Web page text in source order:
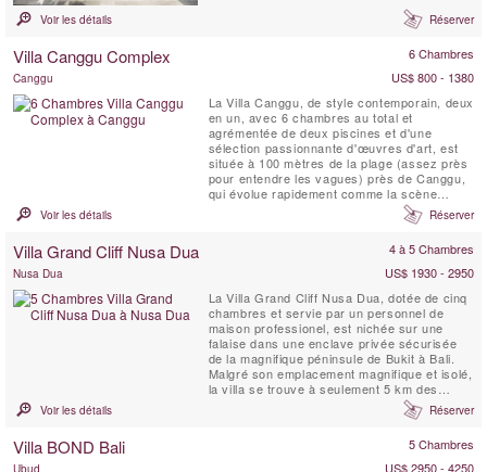
y Mar offre un sejour confortable et luxueux
Voir les détails Réserver
Villa Canggu Complex 6 Chambres
Canggu
US$ 800 - 1380
La Villa Canggu, de style contemporain, deux
en un, avec 6 chambres au total et
agrémentée de deux piscines et d'une
sélection passionnante d'œuvres d'art, est
située à 100 mètres de la plage (assez près
pour entendre les vagues) près de Canggu,
qui évolue rapidement comme la scène
balnéaire la plus branchée de Bali. Le
complexe Villa Canggu est divisé en deux
louées conjointement ou indépendamment :
Voir les détails Réserver
Villa Grand Cliff Nusa Dua 4 à 5 Chambres
Nusa Dua
US$ 1930 - 2950
La Villa Grand Cliff Nusa Dua, dotée de cinq
chambres et servie par un personnel de
maison professionel, est nichée sur une
falaise dans une enclave privée sécurisée
de la magnifique péninsule de Bukit à Bali.
Malgré son emplacement magnifique et isolé,
la villa se trouve à seulement 5 km des
commerces, des restaurants, du golf et des
activités nautiques de Nusa Dua, qui sont
voiture et au chauffeur gratuits de la villa.
Voir les détails Réserver
Villa BOND Bali 5 Chambres
Ubud US$ 2950 - 4250